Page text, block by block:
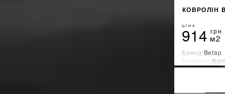
КОВРОЛІН
ЦІНА
914 грн
м2
Бренд:Betap
Колекція:
Країна-